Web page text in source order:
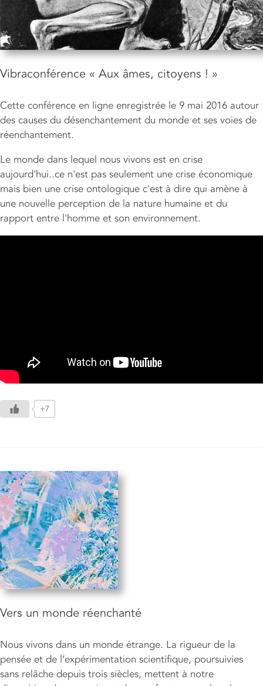
Vibraconférence « Aux âmes, citoyens ! »
Cette conférence en ligne enregistrée le 9 mai 2016 autour
des causes du désenchantement du monde et ses voies de
réenchantement.
Le monde dans lequel nous vivons est en crise
aujourd'hui..ce n'est pas seulement une crise économique
mais bien une crise ontologique c'est à dire qui amène à
une nouvelle perception de la nature humaine et du
rapport entre l'homme et son environnement.
+7
Vers un monde réenchanté
Nous vivons dans un monde étrange. La rigueur de la
pensée et de l’expérimentation scientifique, poursuivies
sans relâche depuis trois siècles, mettent à notre